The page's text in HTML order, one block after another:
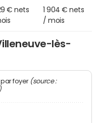
€ nets
1 904 € nets
/ mois
lès-
par foyer (source :